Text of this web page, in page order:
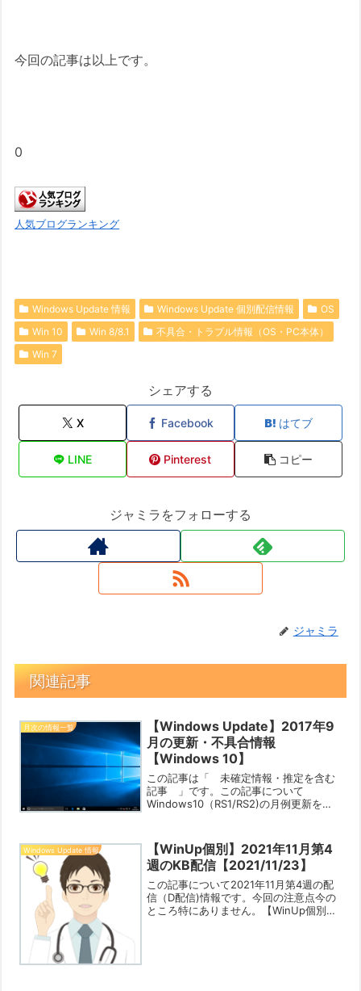
今回の記事は以上です。
0
人気ブログランキング
Windows Update 情報 Windows Update 個別配信情報
OS
Win 10
Win 8/8.1
不具合・トラブル情報（OS・PC本体）
Win 7
シェアする
X Facebook はてブ
LINE Pinterest コピー
ジャミラをフォローする
ジャミラ
関連記事
月次の情報一覧
【Windows Update】2017年9
月の更新・不具合情報
【Windows 10】
この記事は「 未確定情報・推定を含む
記事 」です。この記事について
Windows10（RS1/RS2)の月例更新をメ
ログですので限界はありますが「あなた
の役に立つ情報」...
Windows Update 情報
【WinUp個別】2021年11月第4
週のKB配信【2021/11/23】
この記事について2021年11月第4週の配
信（D配信)情報です。今回の注意点今の
ところ特にありません。【WinUp個別】